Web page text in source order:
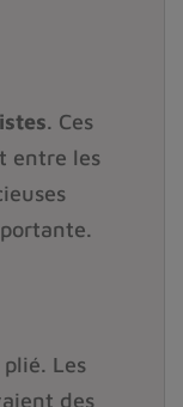
. Ces
entre les
Les
des